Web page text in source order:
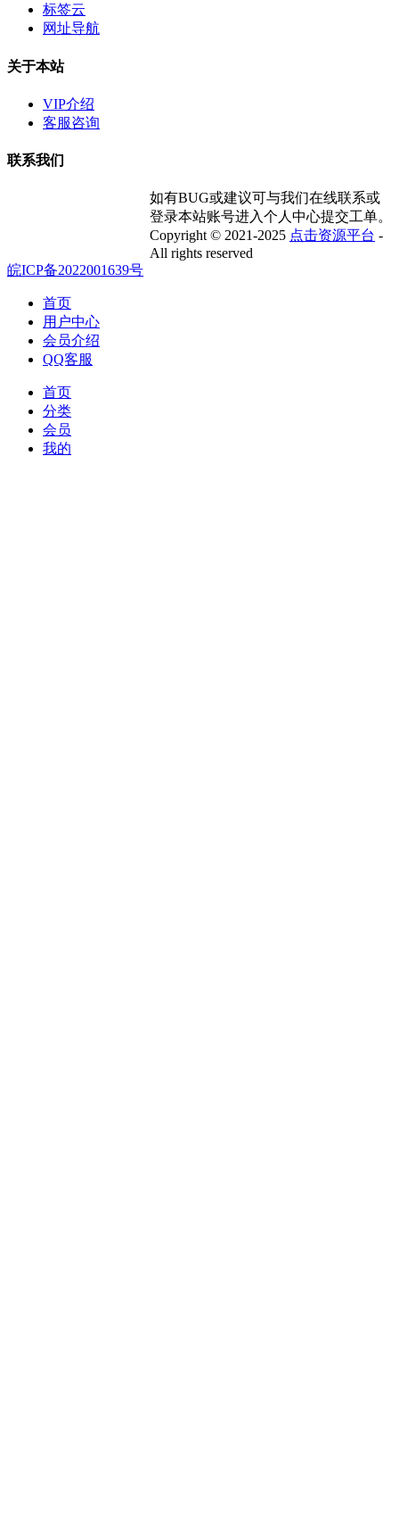
标签云
网址导航
关于本站
VIP介绍
客服咨询
联系我们
如有BUG或建议可与我们在线联系或
登录本站账号进入个人中心提交工单。
Copyright © 2021-2025 点击资源平台 -
All rights reserved
皖ICP备2022001639号
首页
用户中心
会员介绍
QQ客服
首页
分类
会员
我的